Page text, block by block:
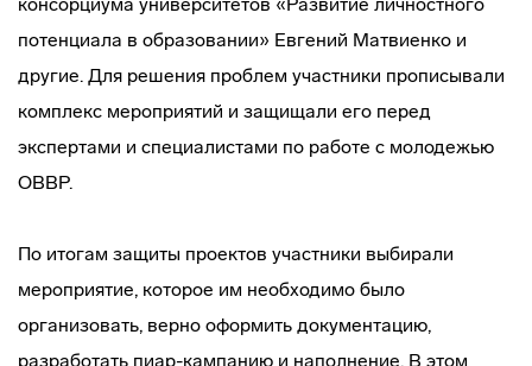
потенциала в образовании» Евгений Матвиенко и
другие. Для решения проблем участники прописывали
комплекс мероприятий и защищали его перед
экспертами и специалистами по работе с молодежью
ОВВР.
По итогам защиты проектов участники выбирали
мероприятие, которое им необходимо было
организовать, верно оформить документацию,
разработать пиар-кампанию и наполнение. В этом